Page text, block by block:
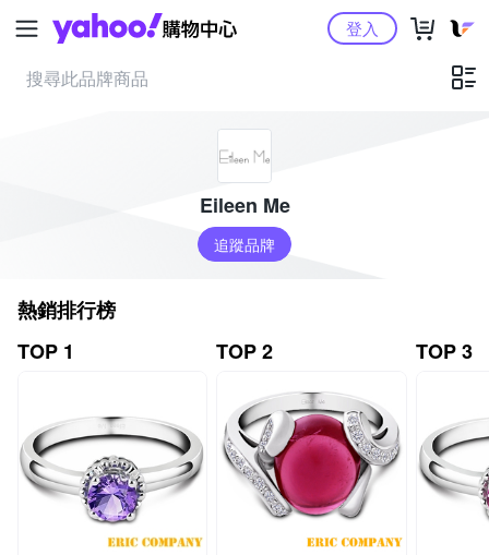
Yahoo購物中心登入
Eileen Me
追蹤品牌
熱銷排行榜
TOP 1
TOP 2 TOP 3